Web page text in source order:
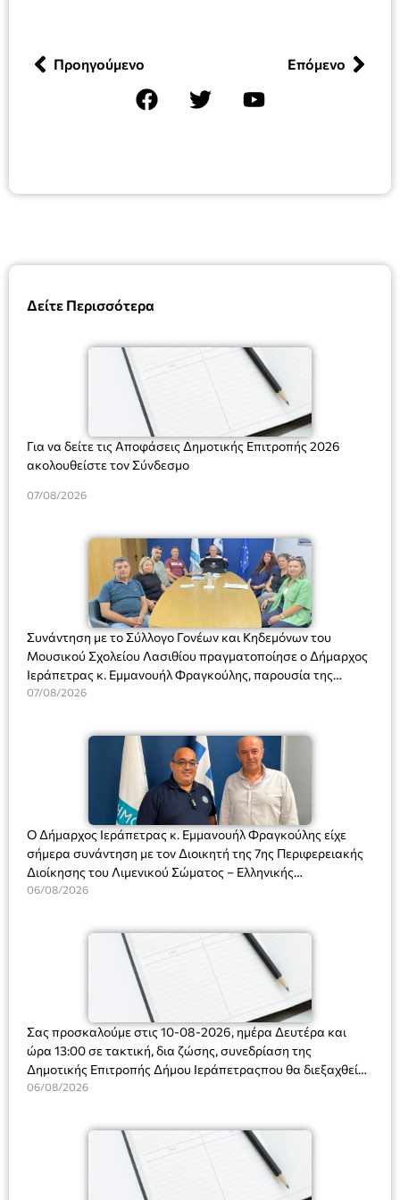
Δείτε Περισσότερα
Για να δείτε τις Αποφάσεις Δημοτικής Επιτροπής 2026
ακολουθείστε τον Σύνδεσμο
07/08/2026
Συνάντηση με το Σύλλογο Γονέων και Κηδεμόνων του
Μουσικού Σχολείου Λασιθίου πραγματοποίησε ο Δήμαρχος
Ιεράπετρας κ. Εμμανουήλ Φραγκούλης, παρουσία της
Διευθύντριας του σχολείου κας Μαριάννας Χαΐτα.
07/08/2026
Ο Δήμαρχος Ιεράπετρας κ. Εμμανουήλ Φραγκούλης είχε
σήμερα συνάντηση με τον Διοικητή της 7ης Περιφερειακής
Διοίκησης του Λιμενικού Σώματος – Ελληνικής
Ακτοφυλακής (Λ.Σ.-ΕΛ.ΑΚΤ.), Αρχιπλοίαρχο Λ.Σ. κ. Ιωάννη
06/08/2026
Σας προσκαλούμε στις 10-08-2026, ημέρα Δευτέρα και
ώρα 13:00 σε τακτική, δια ζώσης, συνεδρίαση της
Δημοτικής Επιτροπής Δήμου Ιεράπετραςπου θα διεξαχθεί
στο Δημοτικό Κατάστημα, Δημοκρατίας 31 στην αίθουσα
και λήψη αποφάσεων στα παρακάτω θέματα:
06/08/2026
Προηγούμενο Επόμενο